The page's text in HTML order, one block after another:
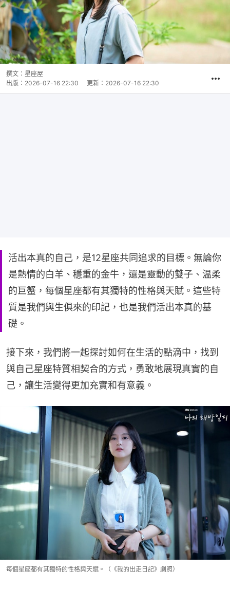
撰文： 星座屋
出版： 2026-07-16 22:30 更新： 2026-07-16 22:30
活出本真的自己，是12星座共同追求的目標。無論你
是熱情的白羊、穩重的金牛，還是靈動的雙子、温柔
的巨蟹，每個星座都有其獨特的性格與天賦。這些特
質是我們與生俱來的印記，也是我們活出本真的基
礎。
接下來，我們將一起探討如何在生活的點滴中，找到
與自己星座特質相契合的方式，勇敢地展現真實的自
己，讓生活變得更加充實和有意義。
每個星座都有其獨特的性格與天賦。（《我的出走日記》劇照）